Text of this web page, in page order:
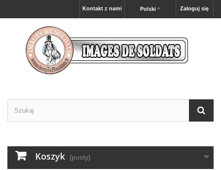
Zaloguj się
Polski
Kontakt z nami
Koszyk (pusty)